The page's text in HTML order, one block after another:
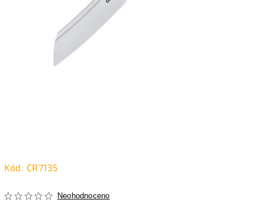
Kód: CR7135
Neohodnoceno